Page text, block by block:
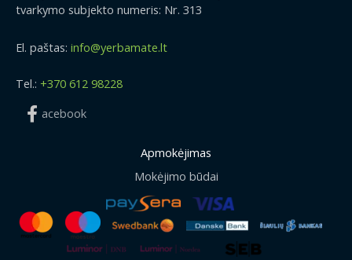
tvarkymo subjekto numeris: Nr. 313
El. paštas: info@yerbamate.lt
Tel.: +370 612 98228
acebook
Apmokėjimas
Mokėjimo būdai